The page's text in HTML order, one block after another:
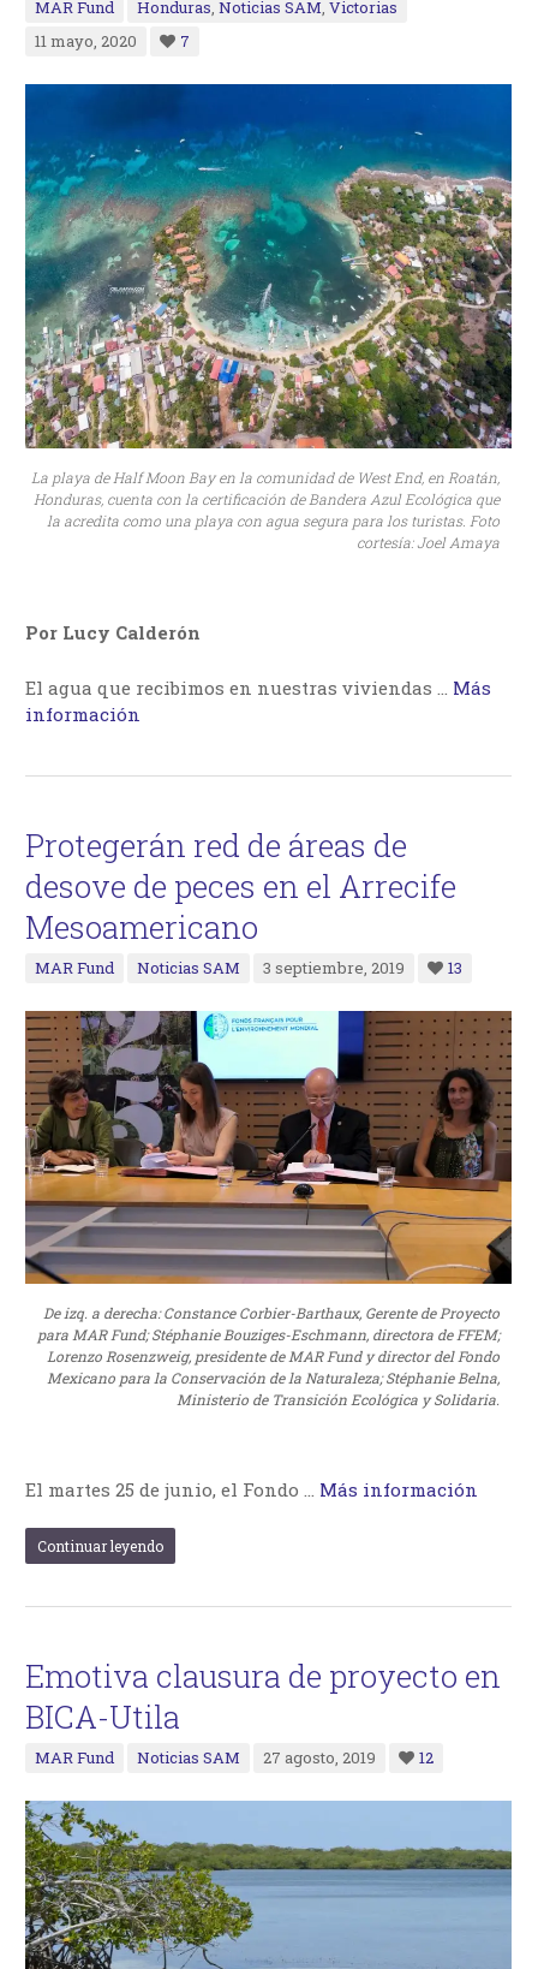
MAR Fund Honduras,Noticias SAM,Victorias
11 mayo, 2020
7
La playa de Half Moon Bay en la comunidad de West End, en Roatán,
Honduras, cuenta con la certificación de Bandera Azul Ecológica que
la acredita como una playa con agua segura para los turistas. Foto
cortesía: Joel Amaya
Por Lucy Calderón
El agua que recibimos en nuestras viviendas … Más
información
Protegerán red de áreas de
desove de peces en el Arrecife
Mesoamericano
MAR Fund Noticias SAM 3 septiembre, 2019 13
De izq. a derecha: Constance Corbier-Barthaux, Gerente de Proyecto
para MAR Fund; Stéphanie Bouziges-Eschmann, directora de FFEM;
Lorenzo Rosenzweig, presidente de MAR Fund y director del Fondo
Mexicano para la Conservación de la Naturaleza; Stéphanie Belna,
Ministerio de Transición Ecológica y Solidaria.
El martes 25 de junio, el Fondo … Más información
Continuar leyendo
Emotiva clausura de proyecto en
BICA-Utila
MAR Fund Noticias SAM 27 agosto, 2019 12